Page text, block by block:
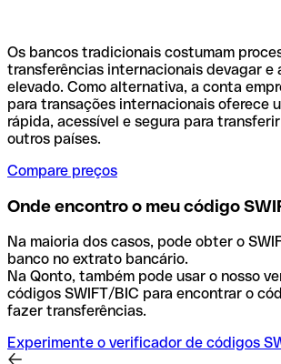
Os bancos tradicionais costumam
transferências internacionais devagar e
elevado. Como alternativa, a conta
para transações internacionais oferece
rápida, acessível e segura para
outros países.
Compare preços
Onde encontro o meu código
Na maioria dos casos, pode obter o
banco no extrato bancário.
Na Qonto, também pode usar o nosso
códigos SWIFT/BIC para encontrar o
fazer transferências.
Experimente o verificador de códigos